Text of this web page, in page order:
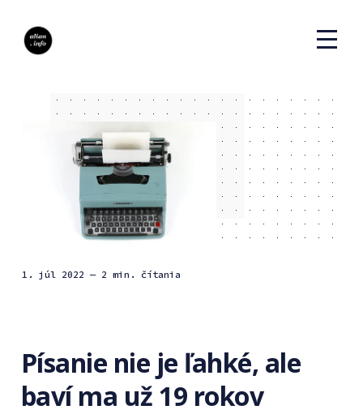
1. júl 2022 — 2 min. čítania
Písanie nie je ľahké, ale
baví ma už 19 rokov